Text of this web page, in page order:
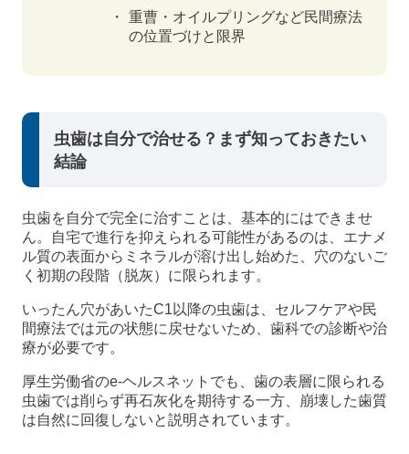
重曹・オイルプリングなど民間療法
の位置づけと限界
虫歯は自分で治せる？まず知っておきたい
結論
虫歯を自分で完全に治すことは、基本的にはできませ
ん。自宅で進行を抑えられる可能性があるのは、エナメ
ル質の表面からミネラルが溶け出し始めた、穴のないご
く初期の段階（脱灰）に限られます。
いったん穴があいたC1以降の虫歯は、セルフケアや民
間療法では元の状態に戻せないため、歯科での診断や治
療が必要です。
厚生労働省のe-ヘルスネットでも、歯の表層に限られる
虫歯では削らず再石灰化を期待する一方、崩壊した歯質
は自然に回復しないと説明されています。